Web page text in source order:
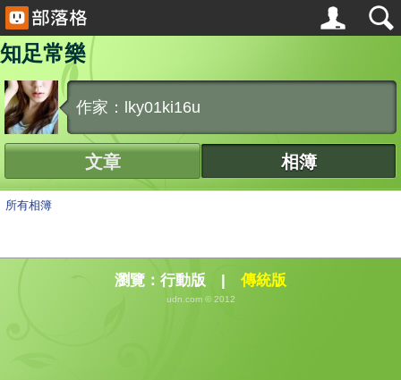
知足常樂
作家：lky01ki16u
文章 相簿
所有相簿
瀏覽： 行動版 | 傳統版
udn.com © 2012